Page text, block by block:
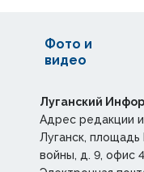
Фото и
видео
Луганский
Адрес редакции
Луганск,
войны, д. 9, офис